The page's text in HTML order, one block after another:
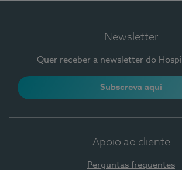
Newsletter
Quer receber a newsletter do
Subscreva aqui
Apoio ao cliente
Perguntas frequentes